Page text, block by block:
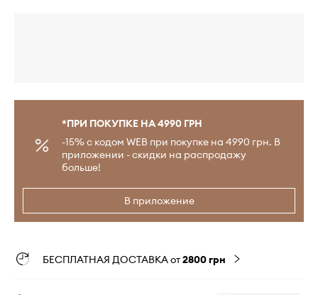
*ПРИ ПОКУПКЕ НА 4990 ГРН
-15% с кодом WEB при покупке на 4990 грн. В
приложении - скидки на распродажу
больше!
В приложение
БЕСПЛАТНАЯ ДОСТАВКА от2800 грн